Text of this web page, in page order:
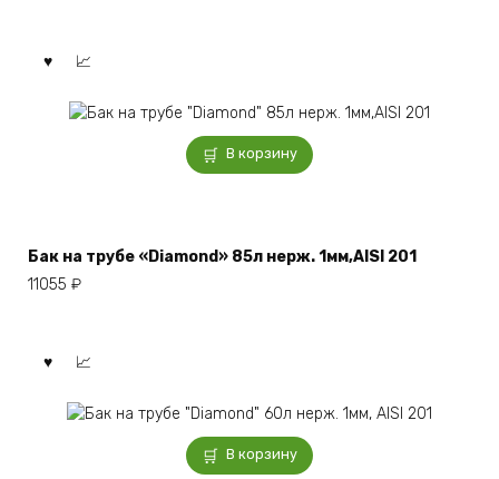
В корзину
Бак на трубе «Diamond» 85л нерж. 1мм,AISI 201
11055 ₽
В корзину